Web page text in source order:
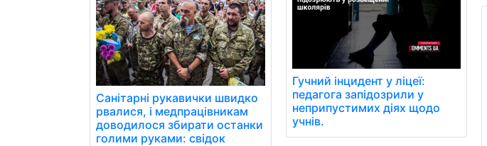
Санітарні рукавички швидко
рвалися, і медпрацівникам
доводилося збирати останки
голими руками: свідок
Гучний інцидент у ліцеї:
педагога запідозрили у
неприпустимих діях щодо
учнів.